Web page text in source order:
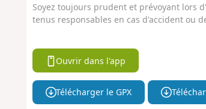
Soyez toujours prudent et prévoyant lors
tenus responsables en cas d'accident ou
Ouvrir dans l'app
Télécharger le GPX